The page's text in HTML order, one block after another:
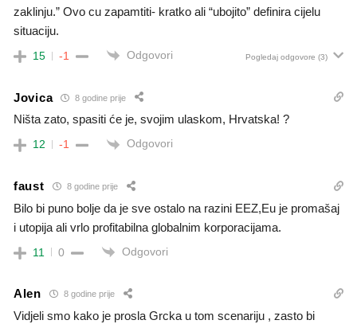
zaklinju.” Ovo cu zapamtiti- kratko ali “ubojito” definira cijelu
situaciju.
15 -1 Odgovori Pogledaj odgovore (3)
Jovica 8 godine prije
Ništa zato, spasiti će je, svojim ulaskom, Hrvatska! ?
12 -1 Odgovori
faust 8 godine prije
Bilo bi puno bolje da je sve ostalo na razini EEZ,Eu je promašaj
i utopija ali vrlo profitabilna globalnim korporacijama.
11 0 Odgovori
Alen 8 godine prije
Vidjeli smo kako je prosla Grcka u tom scenariju , zasto bi